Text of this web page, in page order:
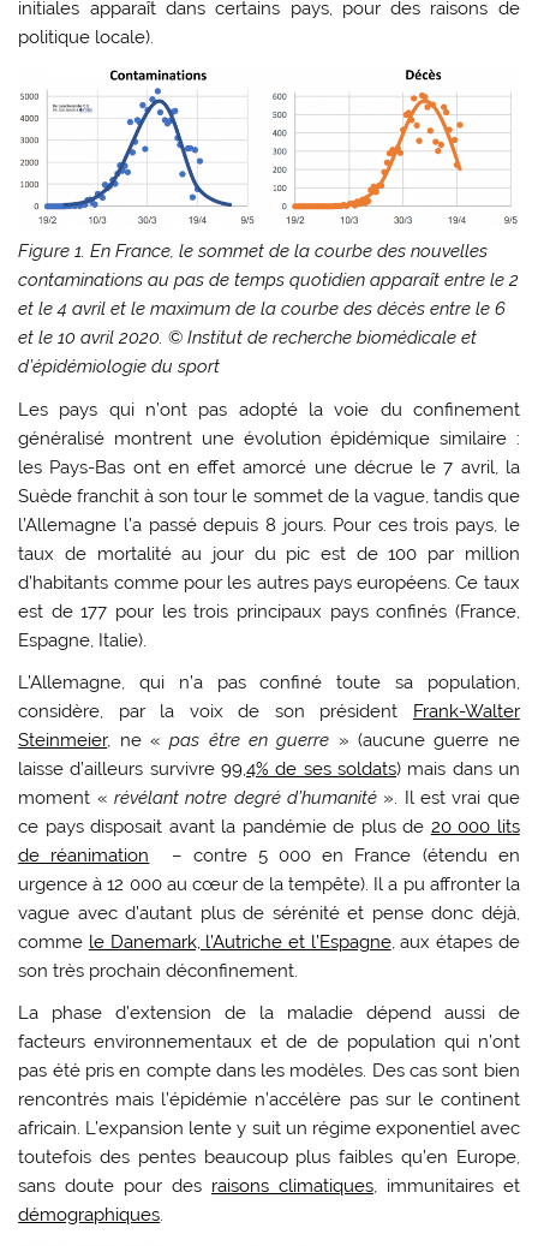
initiales apparaît dans certains pays, pour des raisons de
politique locale).
Figure 1. En France, le sommet de la courbe des nouvelles
contaminations au pas de temps quotidien apparaît entre le 2
et le 4 avril et le maximum de la courbe des décès entre le 6
et le 10 avril 2020.©Institut de recherche biomédicale et
d’épidémiologie du sport
Les pays qui n’ont pas adopté la voie du confinement
généralisé montrent une évolution épidémique similaire :
les Pays-Bas ont en effet amorcé une décrue le 7 avril, la
Suède franchit à son tour le sommet de la vague, tandis que
l’Allemagne l’a passé depuis 8 jours. Pour ces trois pays, le
taux de mortalité au jour du pic est de 100 par million
d’habitants comme pour les autres pays européens. Ce taux
est de 177 pour les trois principaux pays confinés (France,
Espagne, Italie).
L’Allemagne, qui n’a pas confiné toute sa population,
considère, par la voix de son président Frank-Walter
Steinmeier, ne «pas être en guerre » (aucune guerre ne
laisse d’ailleurs survivre99,4% de ses soldats) mais dans un
moment « révélant notre degré d’humanité ». Il est vrai que
ce pays disposait avant la pandémie de plus de 20 000 lits
de réanimation – contre 5 000 en France (étendu en
urgence à 12 000 au cœur de la tempête). Il a pu affronter la
vague avec d’autant plus de sérénité et pense donc déjà,
comme le Danemark, l’Autriche et l’Espagne, aux étapes de
son très prochain déconfinement.
La phase d’extension de la maladie dépend aussi de
facteurs environnementaux et de de population qui n’ont
pas été pris en compte dans les modèles. Des cas sont bien
rencontrés mais l’épidémie n’accélère pas sur le continent
africain. L’expansion lente y suit un régime exponentiel avec
toutefois des pentes beaucoup plus faibles qu’en Europe,
sans doute pour des raisons climatiques, immunitaires et
démographiques.